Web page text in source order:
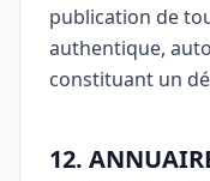
publication de
authentique,
constituant un
12.